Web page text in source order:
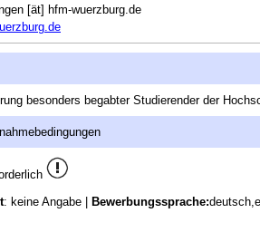
[ät] hfm-wuerzburg.de
besonders begabter Studierender der
: keine Angabe | Bewerbungssprache: